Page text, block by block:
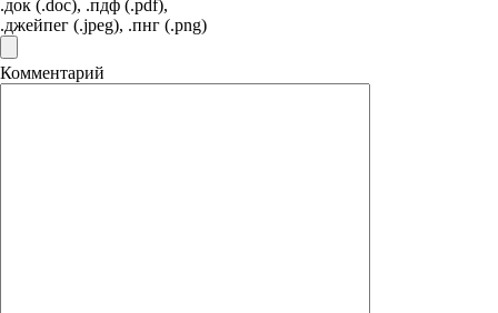
.док (.doc), .пдф (.pdf),
.джейпег (.jpeg), .пнг (.png)
Комментарий